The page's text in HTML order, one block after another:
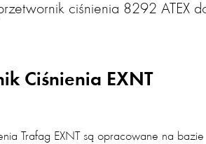
ciśnienia 8292 ATEX
Ciśnienia EXNT
Trafag EXNT są opracowane na bazie